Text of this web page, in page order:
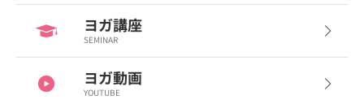
ヨガ講座
SEMINAR
ヨガ動画
YOUTUBE